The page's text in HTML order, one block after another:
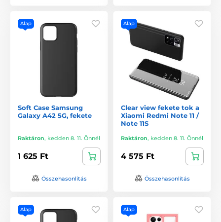
Alap
Soft Case Samsung
Galaxy A42 5G, fekete
Raktáron, kedden 8. 11. Önnél
1 625 Ft
Összehasonlítás
Alap
Clear view fekete tok a
Xiaomi Redmi Note 11 /
Note 11S
Raktáron, kedden 8. 11. Önnél
4 575 Ft
Összehasonlítás
Alap Alap